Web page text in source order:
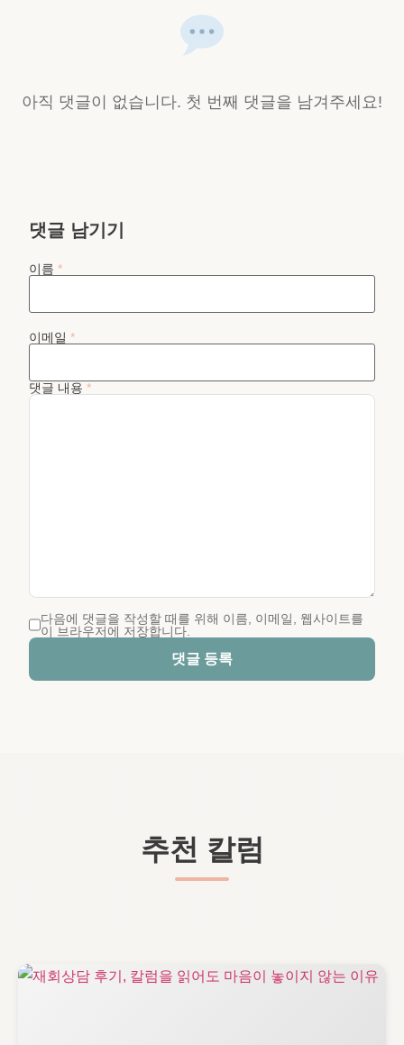
아직 댓글이 없습니다. 첫 번째 댓글을 남겨주세요!
댓글 남기기
이름 *
이메일 *
댓글 내용 *
다음에 댓글을 작성할 때를 위해 이름, 이메일, 웹사이트를
이 브라우저에 저장합니다.
댓글 등록
추천 칼럼